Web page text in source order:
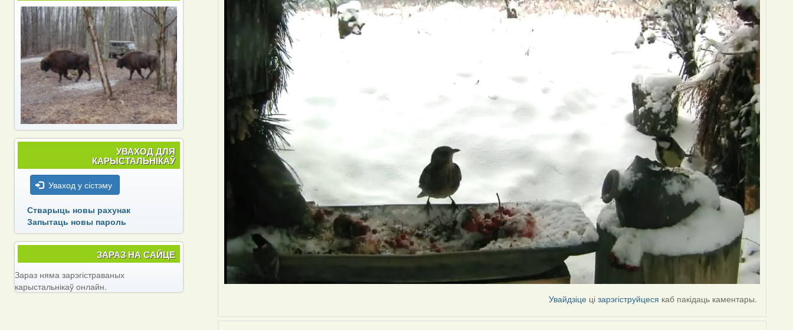
Увайдзіце цізарэгіструйцеся каб пакідаць каментары.
УВАХОД ДЛЯ
КАРЫСТАЛЬНІКАЎ
Уваход у сістэму
Стварыць новы рахунак
Запытаць новы пароль
ЗАРАЗ НА САЙЦЕ
Зараз няма зарэгістраваных
карыстальнікаў онлайн.